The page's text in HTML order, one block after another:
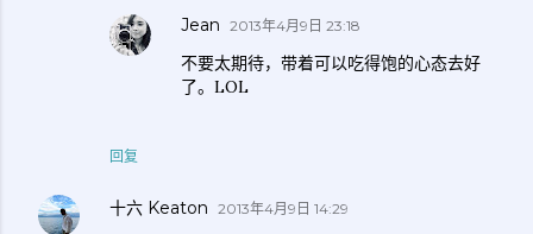
回复
Jean 2013年4月9日 23:18
不要太期待，带着可以吃得饱的心态去好
了。LOL
十六 Keaton 2013年4月9日 14:29